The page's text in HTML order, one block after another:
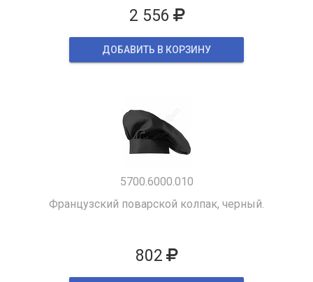
2 556
ДОБАВИТЬ В КОРЗИНУ
5700.6000.010
Французский поварской колпак, черный.
802